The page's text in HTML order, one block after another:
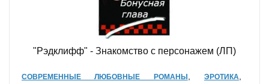
"Рэдклифф" - Знакомство с персонажем (ЛП)
СОВРЕМЕННЫЕ ЛЮБОВНЫЕ РОМАНЫ ,ЭРОТИКА